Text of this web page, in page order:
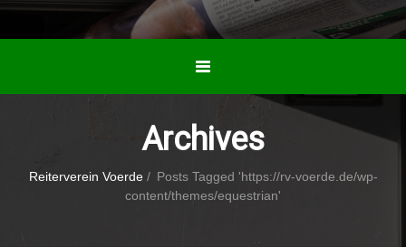
Archives
Reiterverein Voerde / Posts Tagged 'https://rv-voerde.de/wp-
content/themes/equestrian'